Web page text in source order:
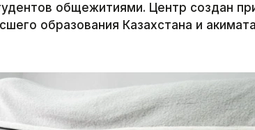
общежитиями. Центр создан
образования Казахстана и